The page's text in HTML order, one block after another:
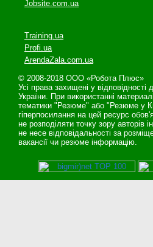
Jobsite.com.ua
Training.ua
Profi.ua
ArendaZala.com.ua
© 2008-2018 ООО «Робота Плюс»
Усі права захищені у
України. При використанні
тематики "Резюме" або "Резюме у
гіперпосилання на цей ресурс
не розподіляти точку зору авторів
не несе відповідальності за
вакансії чи резюме інформацію.